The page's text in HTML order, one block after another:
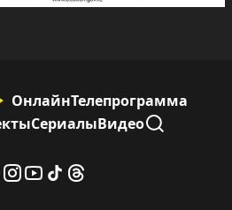
ОнлайнТелепрограмма
СериалыВидео